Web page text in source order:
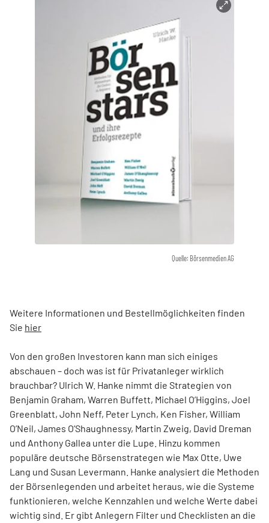
Quelle: Börsenmedien AG
Weitere Informationen und Bestellmöglichkeiten finden
Sie hier
Von den großen Investoren kann man sich einiges
abschauen – doch was ist für Privatanleger wirklich
brauchbar? Ulrich W. Hanke nimmt die Strategien von
Benjamin Graham, Warren Buffett, Michael O’Higgins, Joel
Greenblatt, John Neff, Peter Lynch, Ken Fisher, William
O’Neil, James O’Shaughnessy, Martin Zweig, David Dreman
und Anthony Gallea unter die Lupe. Hinzu kommen
populäre deutsche Börsenstrategen wie Max Otte, Uwe
Lang und Susan Levermann. Hanke analysiert die Methoden
der Börsenlegenden und arbeitet heraus, wie die Systeme
funktionieren, welche Kennzahlen und welche Werte dabei
wichtig sind. Er gibt Anlegern Filter und Checklisten an die